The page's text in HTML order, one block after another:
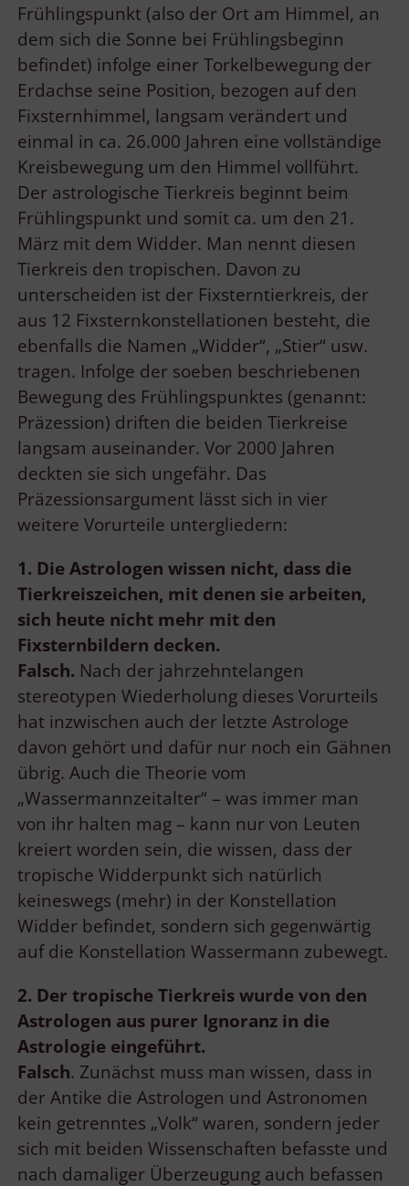
Frühlingspunkt (also der Ort am Himmel, an
dem sich die Sonne bei Frühlingsbeginn
befindet) infolge einer Torkelbewegung der
Erdachse seine Position, bezogen auf den
Fixsternhimmel, langsam verändert und
einmal in ca. 26.000 Jahren eine vollständige
Kreisbewegung um den Himmel vollführt.
Der astrologische Tierkreis beginnt beim
Frühlingspunkt und somit ca. um den 21.
März mit dem Widder. Man nennt diesen
Tierkreis den tropischen. Davon zu
unterscheiden ist der Fixsterntierkreis, der
aus 12 Fixsternkonstellationen besteht, die
ebenfalls die Namen „Widder“, „Stier“ usw.
tragen. Infolge der soeben beschriebenen
Bewegung des Frühlingspunktes (genannt:
Präzession) driften die beiden Tierkreise
langsam auseinander. Vor 2000 Jahren
deckten sie sich ungefähr. Das
Präzessionsargument lässt sich in vier
weitere Vorurteile untergliedern:
1. Die Astrologen wissen nicht, dass die
Tierkreiszeichen, mit denen sie arbeiten,
sich heute nicht mehr mit den
Fixsternbildern decken.
Falsch. Nach der jahrzehntelangen
stereotypen Wiederholung dieses Vorurteils
hat inzwischen auch der letzte Astrologe
davon gehört und dafür nur noch ein Gähnen
übrig. Auch die Theorie vom
„Wassermannzeitalter“ – was immer man
von ihr halten mag – kann nur von Leuten
kreiert worden sein, die wissen, dass der
tropische Widderpunkt sich natürlich
keineswegs (mehr) in der Konstellation
Widder befindet, sondern sich gegenwärtig
auf die Konstellation Wassermann zubewegt.
2. Der tropische Tierkreis wurde von den
Astrologen aus purer Ignoranz in die
Astrologie eingeführt.
Falsch. Zunächst muss man wissen, dass in
der Antike die Astrologen und Astronomen
kein getrenntes „Volk“ waren, sondern jeder
sich mit beiden Wissenschaften befasste und
nach damaliger Überzeugung auch befassen